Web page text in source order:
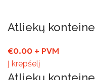
Atliekų
€0.00 + PVM
Į krepšelį